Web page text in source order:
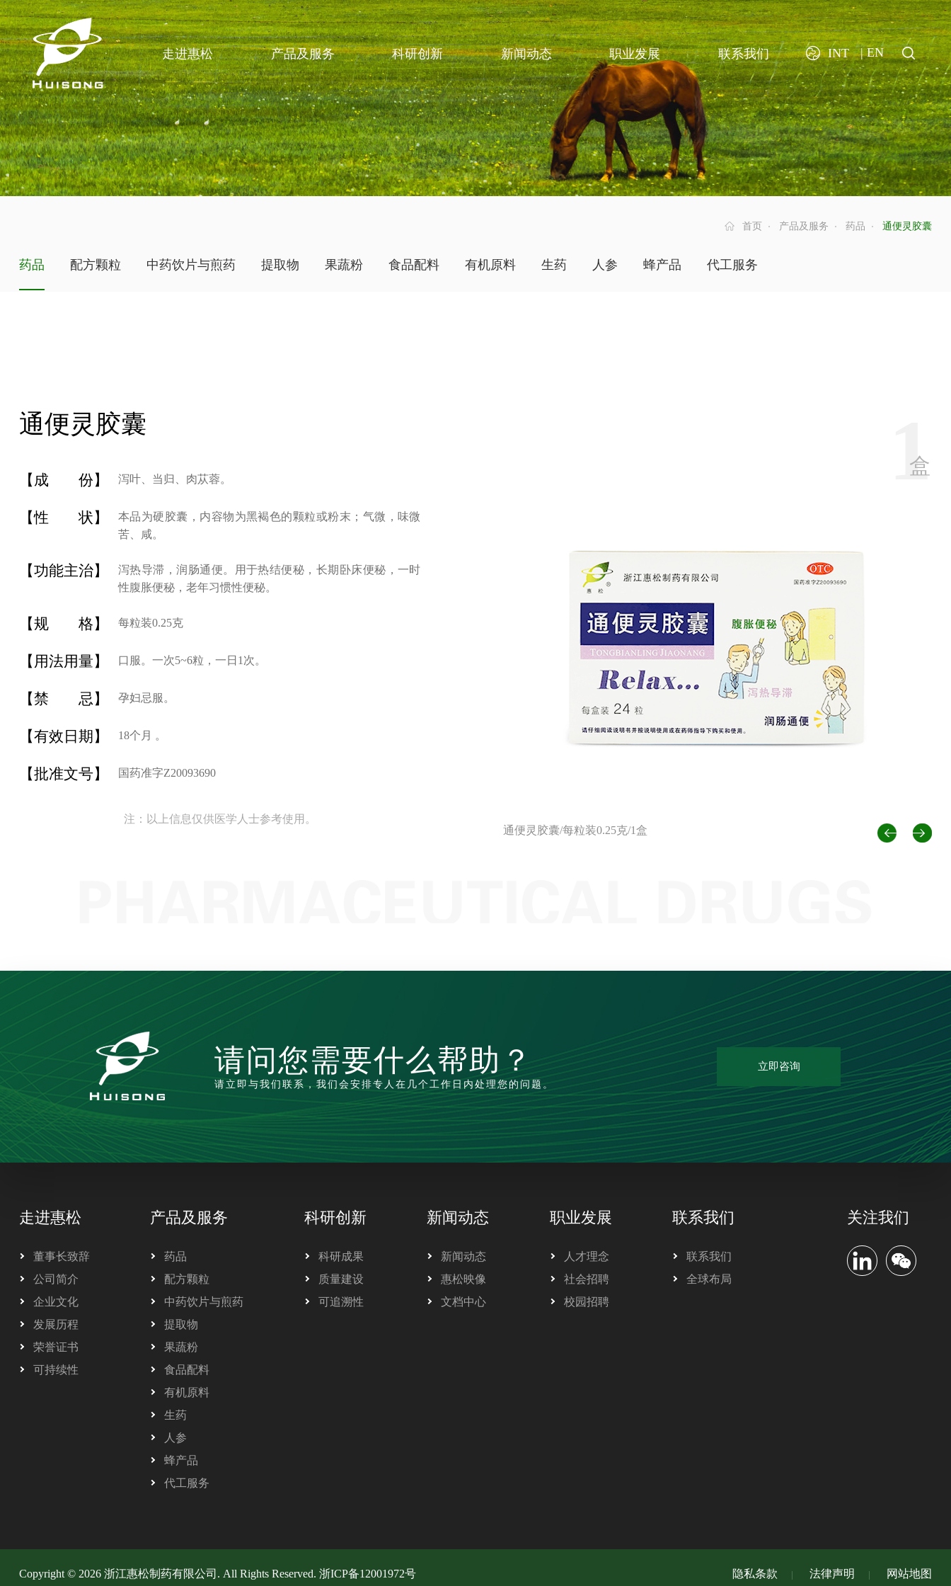
走进惠松 产品及服务 科研创新 新闻动态 职业发展 联系我们 INT | EN
首页 产品及服务 药品 通便灵胶囊
药品 配方颗粒 中药饮片与煎药 提取物 果蔬粉 食品配料 有机原料 生药 人参 蜂产品 代工服务
1
盒
通便灵胶囊
【成 份】 泻叶、当归、肉苁蓉。
【性 状】
本品为硬胶囊，内容物为黑褐色的颗粒或粉末；气微，味微
苦、咸。
【功能主治】
泻热导滞，润肠通便。用于热结便秘，长期卧床便秘，一时
性腹胀便秘，老年习惯性便秘。
【规 格】 每粒装0.25克
【用法用量】 口服。一次5~6粒，一日1次。
【禁 忌】 孕妇忌服。
【有效日期】 18个月 。
【批准文号】 国药准字Z20093690
注：以上信息仅供医学人士参考使用。
通便灵胶囊/每粒装0.25克/1盒
请问您需要什么帮助？
请立即与我们联系，我们会安排专人在几个工作日内处理您的问题。
立即咨询
走进惠松
董事长致辞
公司简介
企业文化
发展历程
荣誉证书
可持续性
产品及服务
药品
配方颗粒
中药饮片与煎药
提取物
果蔬粉
食品配料
有机原料
生药
人参
蜂产品
代工服务
科研创新
科研成果
质量建设
可追溯性
新闻动态
新闻动态
惠松映像
文档中心
职业发展
人才理念
社会招聘
校园招聘
联系我们
联系我们
全球布局
关注我们
Copyright © 2026 浙江惠松制药有限公司. All Rights Reserved. 浙ICP备12001972号 隐私条款 法律声明 网站地图